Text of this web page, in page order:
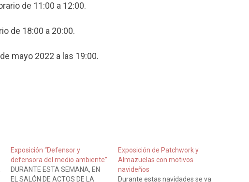
de 11:00 a 12:00.
de 18:00 a 20:00.
mayo 2022 a las 19:00.
Exposición “Defensor y
defensora del medio ambiente”
DURANTE ESTA SEMANA, EN
EL SALÓN DE ACTOS DE LA
Exposición de Patchwork y
Almazuelas con motivos
navideños
Durante estas navidades se va